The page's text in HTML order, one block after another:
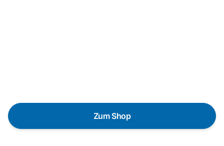
Zum Shop